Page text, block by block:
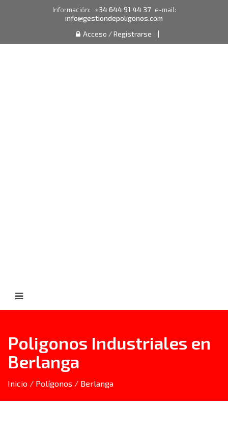
Información: +34 644 91 44 37 e-mail:
info@gestiondepoligonos.com
Acceso / Registrarse
Poligonos Industriales en
Berlanga
Inicio / Polígonos / Berlanga